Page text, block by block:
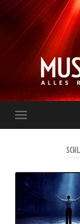
Mobile-
Menü